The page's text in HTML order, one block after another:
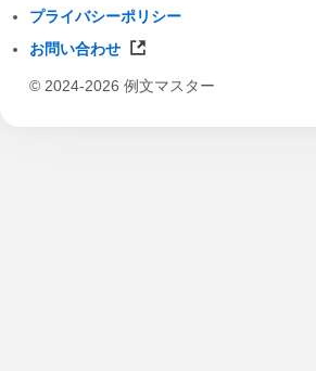
プライバシーポリシー
お問い合わせ
© 2024-2026 例文マスター